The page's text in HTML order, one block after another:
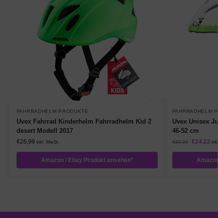
FAHRRADHELM PRODUKTE
Uvex Fahrrad Kinderhelm Fahrradhelm Kid 2
desert Modell 2017
€26,99 inkl. MwSt.
Amazon / Ebay Produkt ansehen*
FAHRRADHELM
Uvex Unisex
46-52 cm
€39,95 €24,22